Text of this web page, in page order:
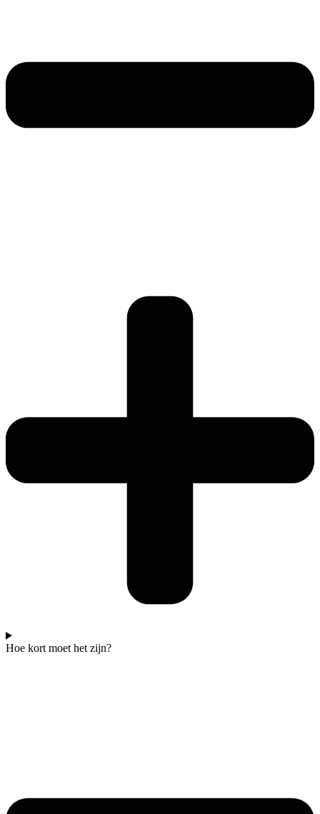
Hoe kort moet het zijn?